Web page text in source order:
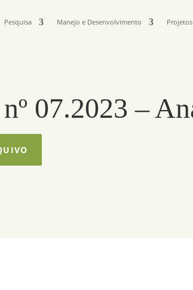
Pesquisa Manejo e Desenvolvimento Projetos
07.2023 –